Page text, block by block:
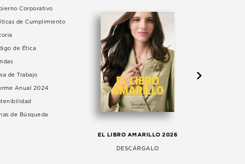
Corporativo
de Cumplimiento
de Ética
de Trabajo
Anual 2024
de Búsqueda
EL LIBRO AMARILLO 2026
DESCÁRGALO